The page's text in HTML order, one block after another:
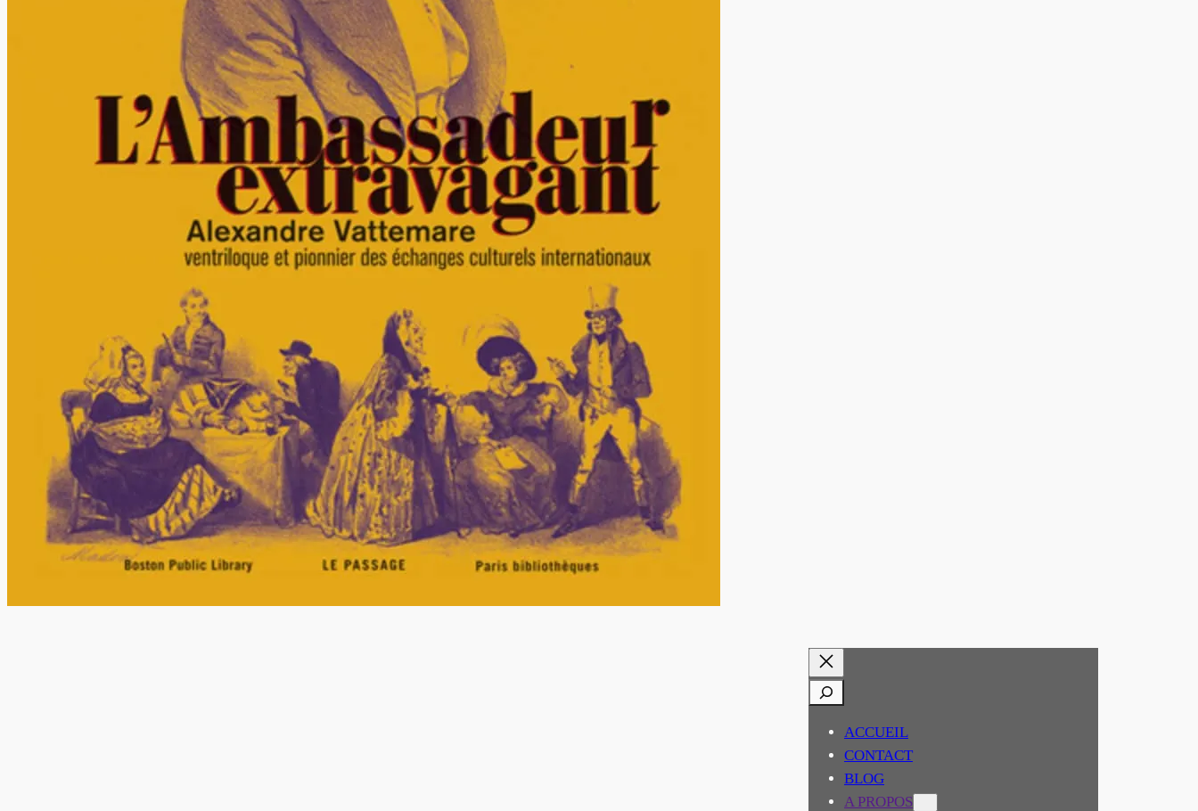
RECHERCHER
ACCUEIL
CONTACT
BLOG
A PROPOS